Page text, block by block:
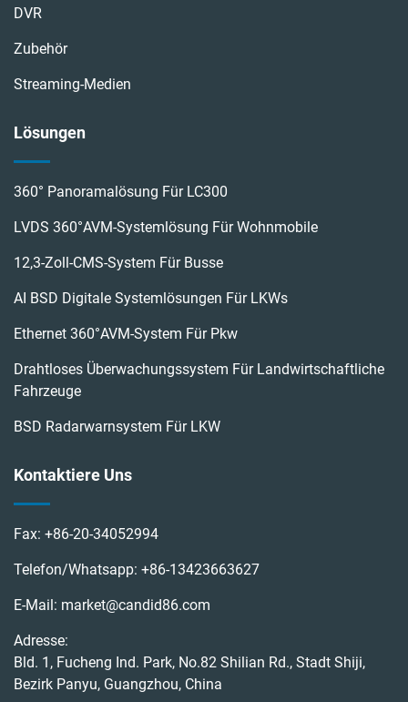
DVR
Zubehör
Streaming-Medien
Lösungen
360° Panoramalösung Für LC300
LVDS 360°AVM-Systemlösung Für Wohnmobile
12,3-Zoll-CMS-System Für Busse
AI BSD Digitale Systemlösungen Für LKWs
Ethernet 360°AVM-System Für Pkw
Drahtloses Überwachungssystem Für Landwirtschaftliche
Fahrzeuge
BSD Radarwarnsystem Für LKW
Kontaktiere Uns
Fax: +86-20-34052994
Telefon/Whatsapp: +86-13423663627
E-Mail: market@candid86.com
Adresse:
Bld. 1, Fucheng Ind. Park, No.82 Shilian Rd., Stadt Shiji,
Bezirk Panyu, Guangzhou, China